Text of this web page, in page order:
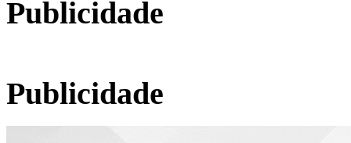
Publicidade
Publicidade